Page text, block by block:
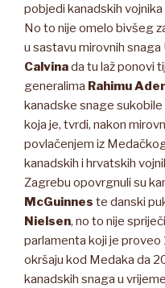
pobjedi kanadskih
No to nije omelo bivšeg
u sastavu mirovnih snaga
Calvinada tu laž ponovi
generalima Rahimu
kanadske snage
koja je, tvrdi, nakon
povlačenjem iz
kanadskih i hrvatskih
Zagrebu opovrgnuli su
McGuinnes te danski
Nielsen, no to nije
parlamenta koji je
okršaju kod Medaka da
kanadskih snaga u